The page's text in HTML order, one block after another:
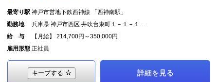
最寄り駅 神戸市営地下鉄西神線 「西神南駅」
勤務地
兵庫県 神戸市西区 井吹台東町１－１－１…
給 与
【月給】 214,700円～350,000円
雇用形態 正社員
キープする 詳細を見る